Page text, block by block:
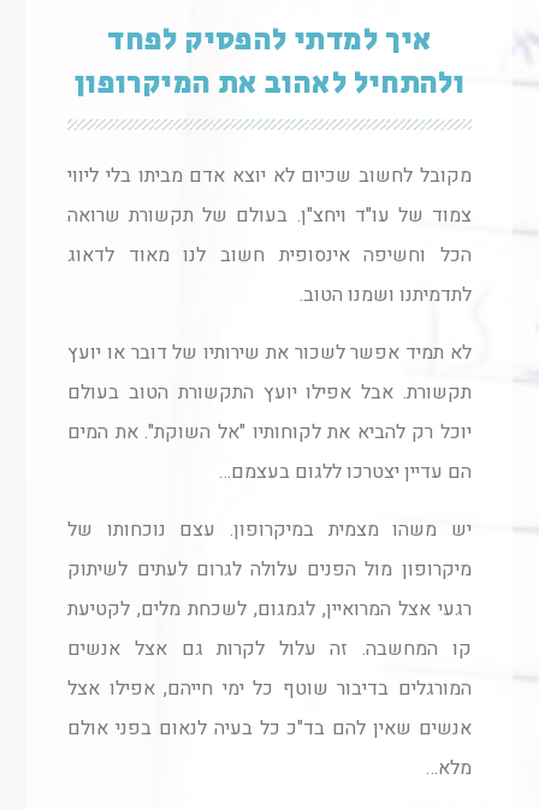
איך למדתי להפסיק לפחד
ולהתחיל לאהוב את המיקרופון
מקובל לחשוב שכיום לא יוצא אדם מביתו בלי ליווי
צמוד של עו"ד ויחצ"ן. בעולם של תקשורת שרואה
הכל וחשיפה אינסופית חשוב לנו מאוד לדאוג
לתדמיתנו ושמנו הטוב.
לא תמיד אפשר לשכור את שירותיו של דובר או יועץ
תקשורת. אבל אפילו יועץ התקשורת הטוב בעולם
יוכל רק להביא את לקוחותיו "אל השוקת". את המים
הם עדיין יצטרכו ללגום בעצמם…
יש משהו מצמית במיקרופון. עצם נוכחותו של
מיקרופון מול הפנים עלולה לגרום לעתים לשיתוק
רגעי אצל המרואיין, לגמגום, לשכחת מלים, לקטיעת
קו המחשבה. זה עלול לקרות גם אצל אנשים
המורגלים בדיבור שוטף כל ימי חייהם, אפילו אצל
אנשים שאין להם בד"כ כל בעיה לנאום בפני אולם
מלא…